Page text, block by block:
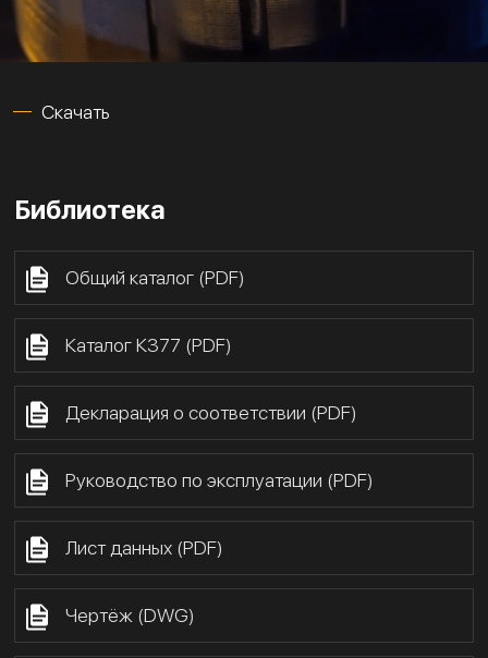
Скачать
Библиотека
Общий каталог (PDF)
Каталог К377 (PDF)
Декларация о соответствии (PDF)
Руководство по эксплуатации (PDF)
Лист данных (PDF)
Чертёж (DWG)